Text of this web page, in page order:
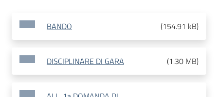
BANDO (154.91 kB)
DISCIPLINARE DI GARA (1.30 MB)